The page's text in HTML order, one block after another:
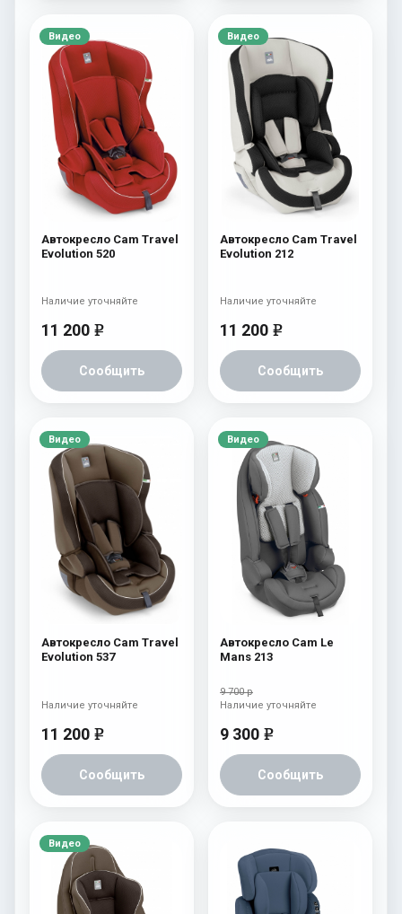
Видео
Автокресло Cam Travel
Evolution 520
11 200 e
Сообщить
Наличие уточняйте
Видео
Автокресло Cam Travel
Evolution 212
11 200 e
Сообщить
Наличие уточняйте
Видео
Автокресло Cam Travel
Evolution 537
11 200 e
Сообщить
Наличие уточняйте
Видео
Автокресло Cam Le
Mans 213
9 700 р
9 300 e
Сообщить
Наличие уточняйте
Видео